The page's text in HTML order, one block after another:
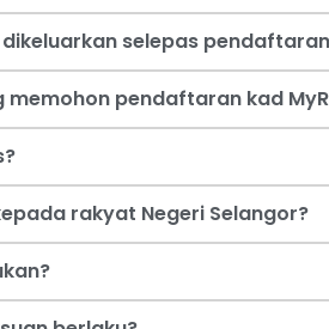
selepas
pendaftaran kad
rakyat Negeri Selangor?